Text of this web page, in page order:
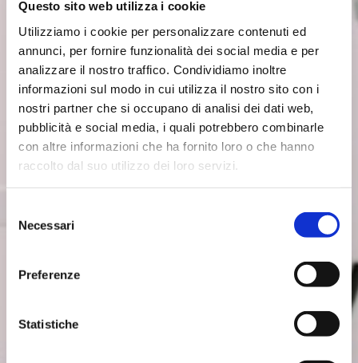
Questo sito web utilizza i cookie
Utilizziamo i cookie per personalizzare contenuti ed
annunci, per fornire funzionalità dei social media e per
analizzare il nostro traffico. Condividiamo inoltre
informazioni sul modo in cui utilizza il nostro sito con i
nostri partner che si occupano di analisi dei dati web,
pubblicità e social media, i quali potrebbero combinarle
con altre informazioni che ha fornito loro o che hanno
raccolto dal suo utilizzo dei loro servizi.
delNecessari
Preferenze
Statistiche